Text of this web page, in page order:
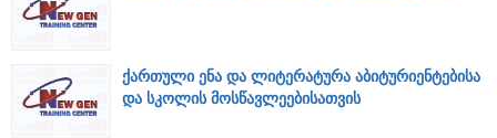
ქართული ენა და ლიტერატურა აბიტურიენტებისა
და სკოლის მოსწავლეებისათვის